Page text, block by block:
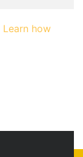
Learn how